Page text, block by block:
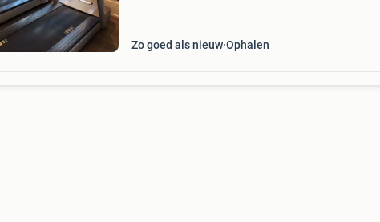
Zo goed als nieuw Ophalen